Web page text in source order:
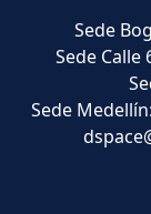
Sede
Sede Calle
Sede